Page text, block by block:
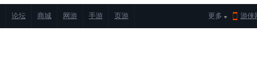
论坛 商城 网游 手游 页游 更多 游侠